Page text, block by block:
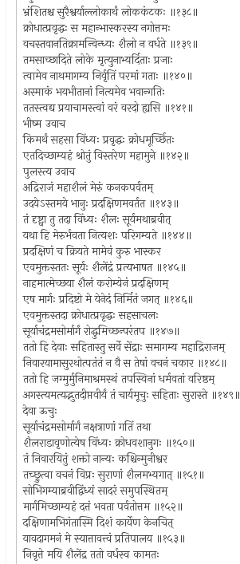
भ्रंशितश्च सुरैश्वर्याल्लोकार्थं लोककंटकः ॥१३८॥
क्रोधात्प्रवृद्धः स महान्भास्करस्य नगोत्तमः
वचस्तवानतिक्रामन्विन्ध्यः शैलो न वर्धते ॥१३९॥
तमसाच्छादिते लोके मृत्युनाभ्यर्दिताः प्रजाः
त्वामेव नाथमागम्य निर्वृतिं परमां गताः ॥१४०॥
अस्माकं भयभीतानां नित्यमेव भवान्गतिः
ततस्त्वद्य प्रयाचामस्त्वां वरं वरदो ह्यसि ॥१४१॥
भीष्म उवाच
किमर्थं सहसा विंध्यः प्रवृद्धः क्रोधमूर्च्छितः
एतदिच्छाम्यहं श्रोतुं विस्तरेण महामुने ॥१४२॥
पुलस्त्य उवाच
अद्रिराजं महाशैलं मेरुं कनकपर्वतम्
उदयेऽस्तमये भानुः प्रदक्षिणमवर्तत ॥१४३॥
तं दृष्ट्वा तु तदा विंध्यः शैलः सूर्यमथाब्रवीत्
यथा हि मेरुर्भवता नित्यशः परिगम्यते ॥१४४॥
प्रदक्षिणं च क्रियते मामेवं कुरु भास्कर
एवमुक्तस्ततः सूर्यः शैलेंद्रं प्रत्यभाषत ॥१४५॥
नाहमात्मेच्छया शैलं करोम्येनं प्रदक्षिणम्
एष मार्गः प्रदिष्टो मे येनेदं निर्मितं जगत् ॥१४६॥
एवमुक्तस्तदा क्रोधात्प्रवृद्धः सहसाचलः
सूर्याचंद्रमसोर्मार्गं रोद्धुमिच्छन्परंतप ॥१४७॥
ततो हि देवाः सहितास्तु सर्वे सेंद्राः समागम्य महाद्रिराजम्
निवारयामासुरथोत्पतंतं न वै स तेषां वचनं चकार ॥१४८॥
ततो हि जग्मुर्मुनिमाश्रमस्थं तपस्विनां धर्मवतां वरिष्ठम्
अगस्त्यमत्यद्भुतदीप्तवीर्यं तं चार्यमूचुः सहिताः सुरास्ते ॥१४९॥
देवा ऊचुः
सूर्याचंद्रमसोर्मार्गं नक्षत्राणां गतिं तथा
शैलराडावृणोत्येष विंध्यः क्रोधवशानुगः ॥१५०॥
तं निवारयितुं शक्तो नान्यः कश्चिन्मुनीश्वर
तच्छ्रुत्वा वचनं विप्रः सुराणां शैलमभ्यगात् ॥१५१॥
सोभिगम्याब्रवीद्विंध्यं सादरं समुपस्थितम्
मार्गमिच्छाम्यहं दत्तं भवता पर्वतोत्तम ॥१५२॥
दक्षिणामभिगंतास्मि दिशं कार्येण केनचित्
यावदागमनं मे स्यात्तावत्त्वं प्रतिपालय ॥१५३॥
निवृत्ते मयि शैलेंद्र ततो वर्धस्व कामतः